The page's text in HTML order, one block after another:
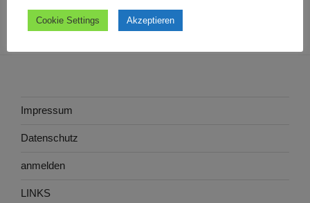
Impressum
Datenschutz
anmelden
LINKS
Cookie Settings Akzeptieren